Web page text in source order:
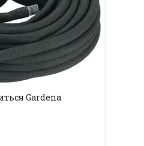
Gardena